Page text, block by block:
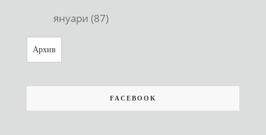
януари (87)
Архив
FACEBOOK